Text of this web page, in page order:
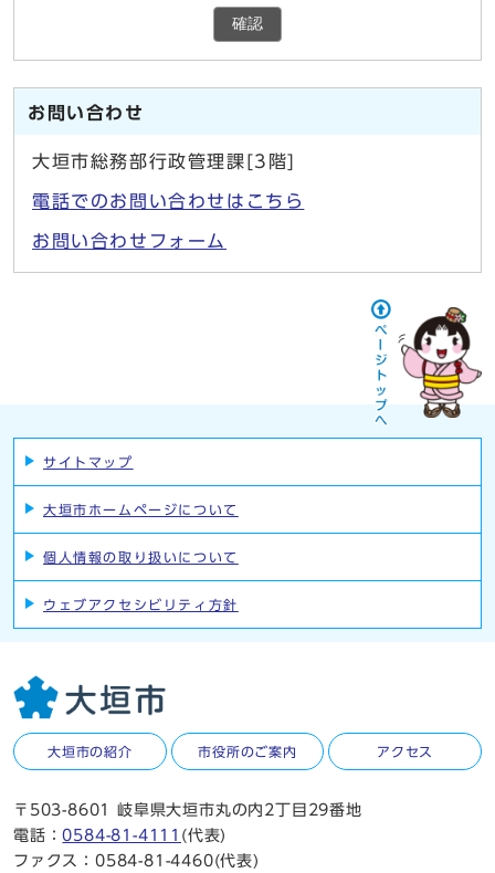
確認
お問い合わせ
大垣市総務部行政管理課[3階]
電話でのお問い合わせはこちら
お問い合わせフォーム
サイトマップ
大垣市ホームページについて
個人情報の取り扱いについて
ウェブアクセシビリティ方針
大垣市の紹介 市役所のご案内 アクセス
〒503-8601 岐阜県大垣市丸の内2丁目29番地
電話：0584-81-4111 (代表)
ファクス：0584-81-4460(代表)